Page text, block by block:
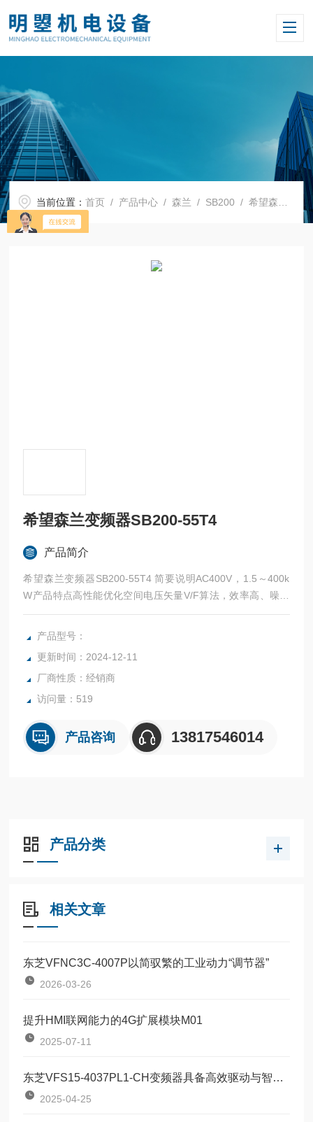
当前位置：首页 / 产品中心 /森兰 / SB200 / 希望森兰变频器SB200-55T4
希望森兰变频器SB200-55T4
产品简介
希望森兰变频器SB200-55T4 简要说明AC400V，1.5～400k
W产品特点高性能优化空间电压矢量V/F算法，效率高、噪音
低、电磁干扰小1.5～22kW内置制动单元，只需配制动电阻即
产品型号：
更新时间：2024-12-11
厂商性质：经销商
访问量：519
产品咨询 13817546014
产品分类
相关文章
东芝VFNC3C-4007P以简驭繁的工业动力“调节器”
2026-03-26
提升HMI联网能力的4G扩展模块M01
2025-07-11
东芝VFS15-4037PL1-CH变频器具备高效驱动与智能控制
2025-04-25